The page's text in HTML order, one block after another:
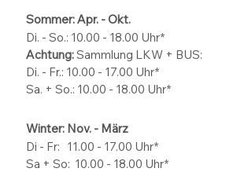
Sommer: Apr. - Okt.
Di. - So.: 10.00 - 18.00 Uhr*
Achtung:Sammlung LKW + BUS:
Di. - Fr.: 10.00 - 17.00 Uhr*
Sa. + So.: 10.00 - 18.00 Uhr*
Winter: Nov. - März
Di - Fr: 11.00 - 17.00 Uhr*
Sa + So: 10.00 - 18.00 Uhr*